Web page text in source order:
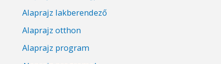
Alaprajz lakberendező
Alaprajz otthon
Alaprajz program